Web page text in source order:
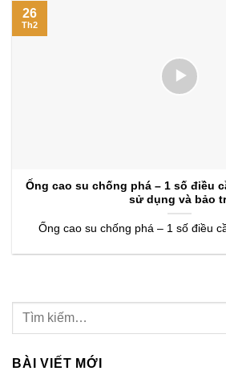
Ống cao su chống phá – 1 số điều
sử dụng và bảo
Ống cao su chống phá – 1 số điều
26
Th2
BÀI VIẾT MỚI